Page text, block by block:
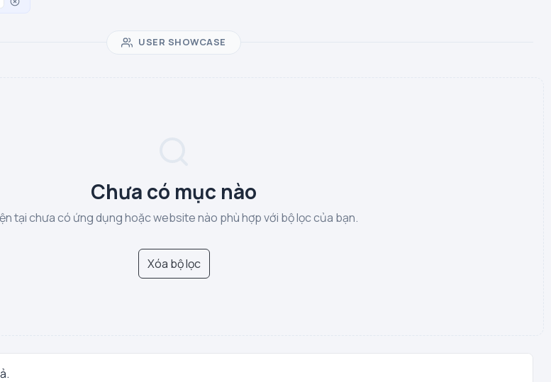
USER SHOWCASE
Chưa có mục nào
tại chưa có ứng dụng hoặc website nào phù hợp với bộ lọc của bạn.
Xóa bộ lọc